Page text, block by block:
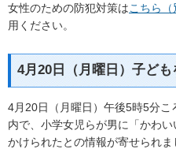
女性のための防犯対策はこちら（
用ください。
4月20日（月曜日）子ど
4月20日（月曜日）午後5時5分こ
内で、小学女児らが男に「かわ
かけられたとの情報が寄せられま